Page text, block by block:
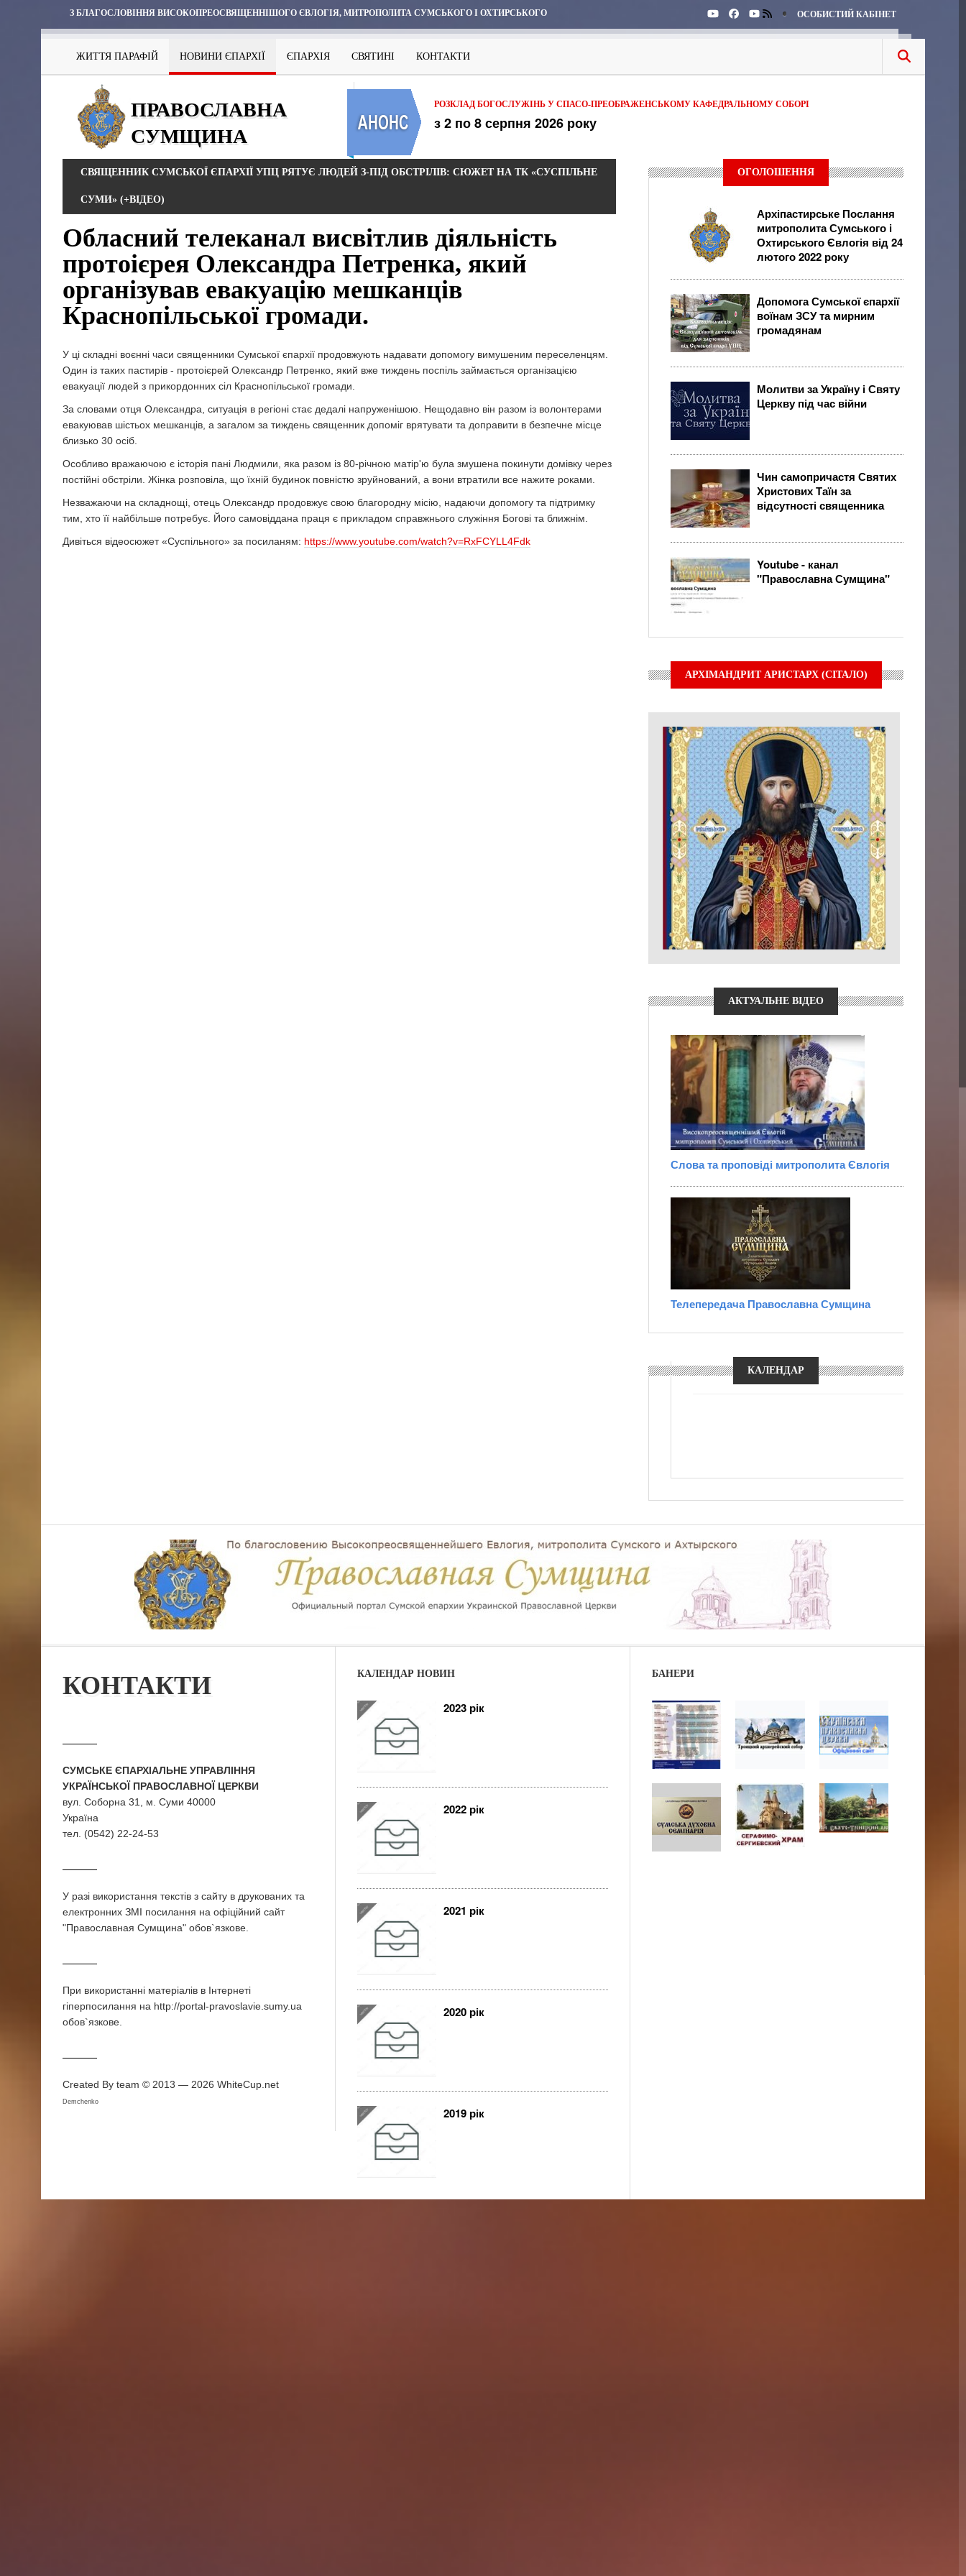
З БЛАГОСЛОВІННЯ ВИСОКОПРЕОСВЯЩЕННІШОГО ЄВЛОГІЯ, МИТРОПОЛИТА СУМСЬКОГО І ОХТИРСЬКОГО ОСОБИСТИЙ КАБІНЕТ
ЖИТТЯ ПАРАФІЙ НОВИНИ ЄПАРХІЇ ЄПАРХІЯ СВЯТИНІ КОНТАКТИ
ПРАВОСЛАВНА
СУМЩИНА
РОЗКЛАД БОГОСЛУЖІНЬ У СПАСО-ПРЕОБРАЖЕНСЬКОМУ КАФЕДРАЛЬНОМУ СОБОРІ
з 2 по 8 серпня 2026 року
СВЯЩЕННИК СУМСЬКОЇ ЄПАРХІЇ УПЦ РЯТУЄ ЛЮДЕЙ З-ПІД ОБСТРІЛІВ: СЮЖЕТ НА ТК «СУСПІЛЬНЕ
СУМИ» (+ВІДЕО)
Обласний телеканал висвітлив діяльність
протоієрея Олександра Петренка, який
організував евакуацію мешканців
Краснопільської громади.
У ці складні воєнні часи священники Сумської єпархії продовжують надавати допомогу вимушеним переселенцям.
Один із таких пастирів - протоієрей Олександр Петренко, який вже тиждень поспіль займається організацією
евакуації людей з прикордонних сіл Краснопільської громади.
За словами отця Олександра, ситуація в регіоні стає дедалі напруженішою. Нещодавно він разом із волонтерами
евакуював шістьох мешканців, а загалом за тиждень священник допоміг врятувати та доправити в безпечне місце
близько 30 осіб.
Особливо вражаючою є історія пані Людмили, яка разом із 80-річною матір'ю була змушена покинути домівку через
постійні обстріли. Жінка розповіла, що їхній будинок повністю зруйнований, а вони втратили все нажите роками.
Незважаючи на складнощі, отець Олександр продовжує свою благородну місію, надаючи допомогу та підтримку
тим, хто її найбільше потребує. Його самовіддана праця є прикладом справжнього служіння Богові та ближнім.
Дивіться відеосюжет «Суспільного» за посиланям: https://www.youtube.com/watch?v=RxFCYLL4Fdk
ОГОЛОШЕННЯ
Архіпастирське Послання
митрополита Сумського і
Охтирського Євлогія від 24
лютого 2022 року
Допомога Сумської єпархії
воїнам ЗСУ та мирним
громадянам
Молитви за Україну і Святу
Церкву під час війни
Чин самопричастя Святих
Христових Таїн за
відсутності священника
Youtube - канал
"Православна Сумщина"
АРХІМАНДРИТ АРИСТАРХ (СІТАЛО)
АКТУАЛЬНЕ ВІДЕО
Слова та проповіді митрополита Євлогія
Телепередача Православна Сумщина
КАЛЕНДАР
КОНТАКТИ
СУМСЬКЕ ЄПАРХІАЛЬНЕ УПРАВЛІННЯ
УКРАЇНСЬКОЇ ПРАВОСЛАВНОЇ ЦЕРКВИ
вул. Соборна 31, м. Суми 40000
Україна
тел. (0542) 22-24-53
У разi використання текстiв з сайту в друкованих та
електронних ЗМI посилання на офіційний сайт
"Православная Сумщина" обов`язкове.
При використаннi матерiалiв в Iнтернетi
гiперпосилання на http://portal-pravoslavie.sumy.ua
обов`язкове.
Created By team © 2013 — 2026 WhiteCup.net
Demchenko
КАЛЕНДАР НОВИН
2023 рік
2022 рік
2021 рік
2020 рік
2019 рік
БАНЕРИ